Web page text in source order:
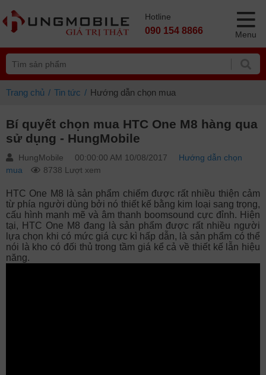
Hotline
090 154 8866 Menu
Trang chủ Tin tức Hướng dẫn chọn mua
Bí quyết chọn mua HTC One M8 hàng qua
sử dụng - HungMobile
HungMobile 00:00:00 AM 10/08/2017
Hướng dẫn chọn
mua
8738 Lượt xem
HTC One M8 là sản phẩm chiếm được rất nhiều thiện cảm
từ phía người dùng bởi nó thiết kế bằng kim loại sang trọng,
cấu hình mạnh mẽ và âm thanh boomsound cực đỉnh. Hiện
tại, HTC One M8 đang là sản phẩm được rất nhiều người
lựa chọn khi có mức giá cực kì hấp dẫn, là sản phẩm có thể
nói là kho có đối thủ trong tầm giá kể cả về thiết kế lẫn hiệu
năng.